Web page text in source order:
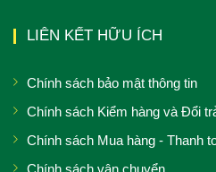
LIÊN KẾT HỮU ÍCH
Chính sách bảo mật thông tin
Chính sách Kiểm hàng và Đổi
Chính sách Mua hàng - Thanh
Chính sách vận chuyển